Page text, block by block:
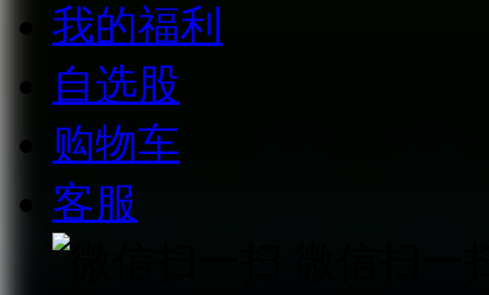
我的福利
自选股
购物车
客服